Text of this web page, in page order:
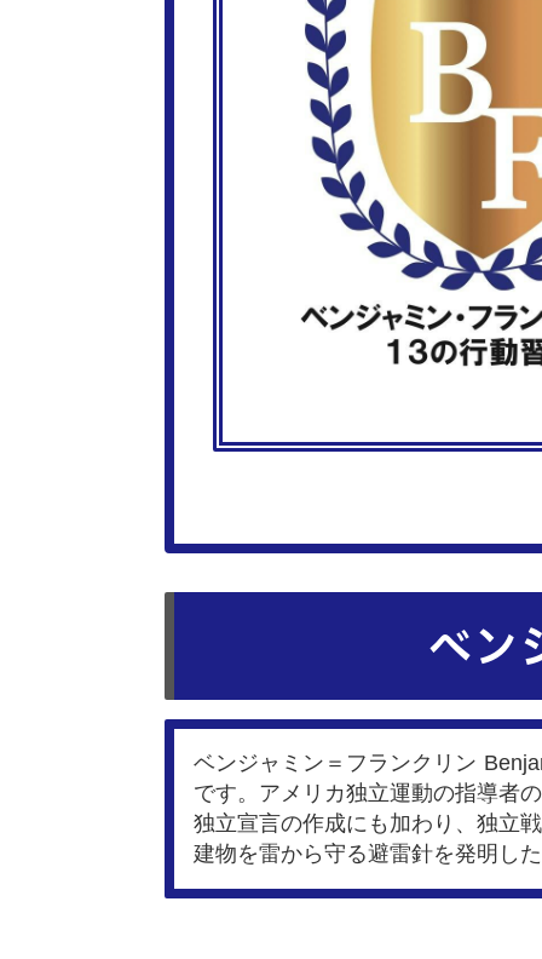
ベン
ベンジャミン＝フランクリン
です。アメリカ独立運動の指導者
独立宣言の作成にも加わり、独立
建物を雷から守る避雷針を発明し